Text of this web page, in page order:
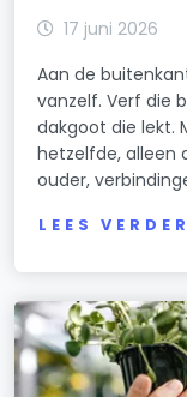
17 juni 2026
Aan de
vanzelf. Verf die
dakgoot die lekt.
hetzelfde, alleen
ouder,
LEES VERDER